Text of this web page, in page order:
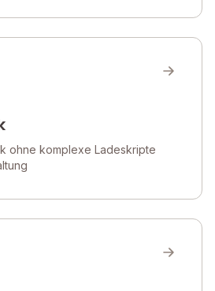
ohne komplexe Ladeskripte